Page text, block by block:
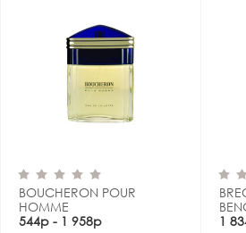
BOUCHERON POUR
HOMME
544р - 1 958р
1